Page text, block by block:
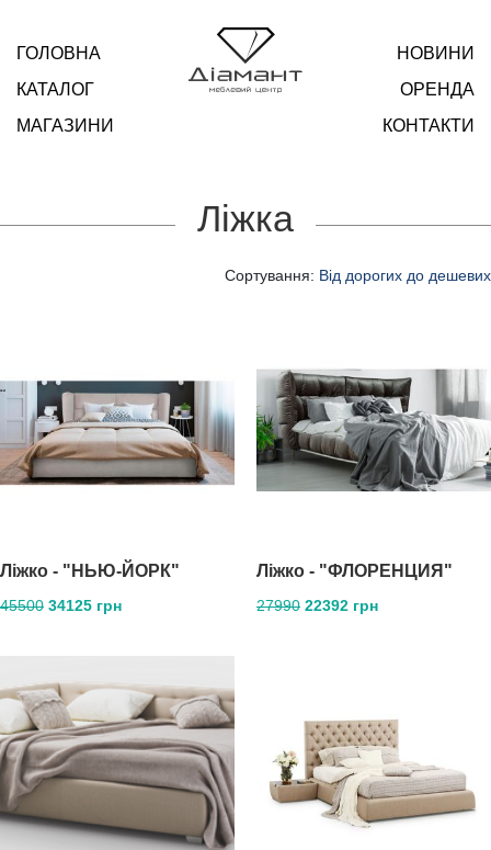
ГОЛОВНА
КАТАЛОГ
МАГАЗИНИ
НОВИНИ
ОРЕНДА
КОНТАКТИ
Ліжка
Сортування: Від дорогих до дешевих
Ліжко - "НЬЮ-ЙОРК"
45500 34125 грн
Ліжко - "ФЛОРЕНЦИЯ"
27990 22392 грн